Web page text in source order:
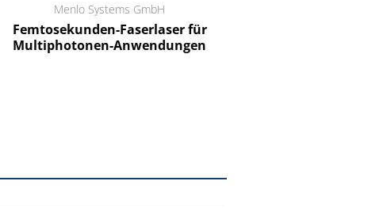
Menlo Systems GmbH
Femtosekunden-Faserlaser für
Multiphotonen-Anwendungen